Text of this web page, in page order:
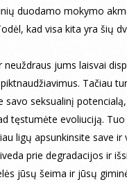
duodamo mokymo
kad visa kita yra šių
neuždraus jums laisvai
Tačiau
seksualinį
tęstumėte evoliuciją.
ligų apsunkinsite save ir
prie degradacijos ir
jūsų šeima ir jūsų